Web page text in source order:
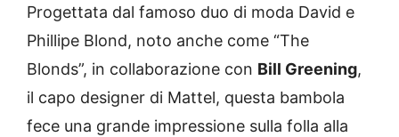
Progettata dal famoso duo di moda David e
Phillipe Blond, noto anche come “The
Blonds”, in collaborazione con Bill Greening,
il capo designer di Mattel, questa bambola
fece una grande impressione sulla folla alla